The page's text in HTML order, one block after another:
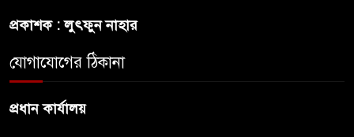
প্রকাশক : লুৎফুন নাহার
যোগাযোগের ঠিকানা
প্রধান কার্যালয়